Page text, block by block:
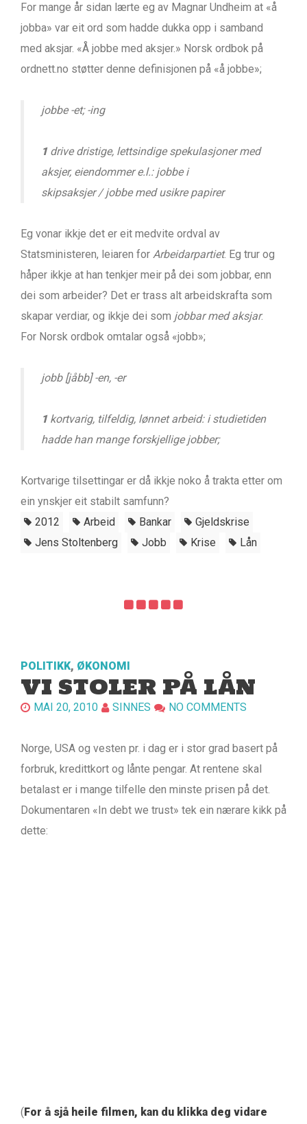
For mange år sidan lærte eg av Magnar Undheim at «å
jobba» var eit ord som hadde dukka opp i samband
med aksjar. «Å jobbe med aksjer.» Norsk ordbok på
ordnett.no støtter denne definisjonen på «å jobbe»;
jobbe -et; -ing
1 drive dristige, lettsindige spekulasjoner med
aksjer, eiendommer e.l.: jobbe i
skipsaksjer / jobbe med usikre papirer
Eg vonar ikkje det er eit medvite ordval av
Statsministeren, leiaren for Arbeidarpartiet. Eg trur og
håper ikkje at han tenkjer meir på dei som jobbar, enn
dei som arbeider? Det er trass alt arbeidskrafta som
skapar verdiar, og ikkje dei som jobbar med aksjar.
For Norsk ordbok omtalar også «jobb»;
jobb [jåbb] -en, -er
1 kortvarig, tilfeldig, lønnet arbeid: i studietiden
hadde han mange forskjellige jobber;
Kortvarige tilsettingar er då ikkje noko å trakta etter om
ein ynskjer eit stabilt samfunn?
2012
Arbeid Bankar
Gjeldskrise
Jens Stoltenberg
Jobb Krise Lån
POLITIKK, ØKONOMI
VI STOLER PÅ LÅN
MAI 20, 2010 SINNES NO COMMENTS
Norge, USA og vesten pr. i dag er i stor grad basert på
forbruk, kredittkort og lånte pengar. At rentene skal
betalast er i mange tilfelle den minste prisen på det.
Dokumentaren «In debt we trust» tek ein nærare kikk på
dette:
(For å sjå heile filmen, kan du klikka deg vidare